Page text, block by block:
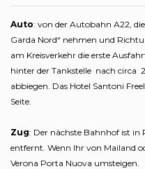
Auto: von der Autobahn A22,
Garda Nord“ nehmen und
am Kreisverkehr die erste
hinter der Tankstelle nach circa
abbiegen. Das Hotel Santoni
Seite.
Zug: Der nächste Bahnhof ist in
entfernt. Wenn Ihr von Mailand
Verona Porta Nuova umsteigen.